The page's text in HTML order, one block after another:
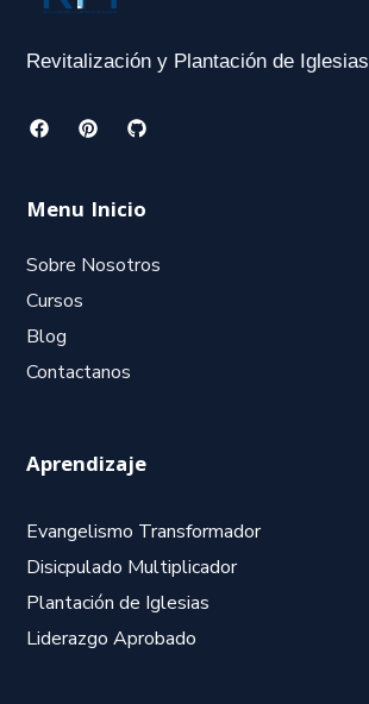
Revitalización y Plantación de Iglesias
Menu Inicio
Sobre Nosotros
Cursos
Blog
Contactanos
Aprendizaje
Evangelismo Transformador
Disicpulado Multiplicador
Plantación de Iglesias
Liderazgo Aprobado